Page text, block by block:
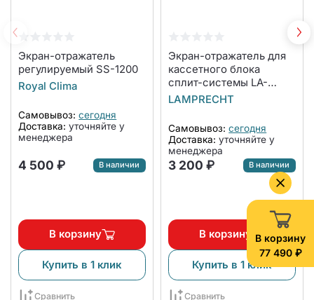
В корзину
77 490 ₽
Экран-отражатель
регулируемый SS-1200
Royal Clima
Самовывоз: сегодня
Доставка: уточняйте у
менеджера
4 500 ₽ В наличии
В корзину
Купить в 1 клик
Сравнить
Экран-отражатель для
кассетного блока
сплит-системы LA-
NW600-CA
LAMPRECHT
Самовывоз: сегодня
Доставка: уточняйте у
менеджера
3 200 ₽ В наличии
В корзину
Купить в 1 клик
Сравнить